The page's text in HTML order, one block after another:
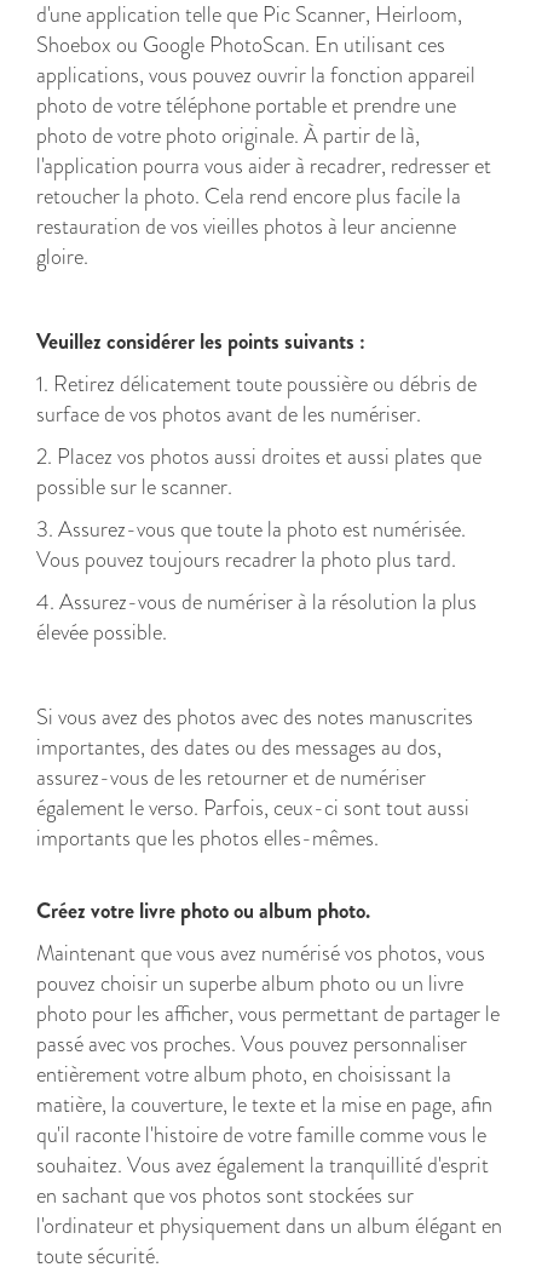
d'une application telle que Pic Scanner, Heirloom,
Shoebox ou Google PhotoScan. En utilisant ces
applications, vous pouvez ouvrir la fonction appareil
photo de votre téléphone portable et prendre une
photo de votre photo originale. À partir de là,
l'application pourra vous aider à recadrer, redresser et
retoucher la photo. Cela rend encore plus facile la
restauration de vos vieilles photos à leur ancienne
gloire.
Veuillez considérer les points suivants :
1. Retirez délicatement toute poussière ou débris de
surface de vos photos avant de les numériser.
2. Placez vos photos aussi droites et aussi plates que
possible sur le scanner.
3. Assurez-vous que toute la photo est numérisée.
Vous pouvez toujours recadrer la photo plus tard.
4. Assurez-vous de numériser à la résolution la plus
élevée possible.
Si vous avez des photos avec des notes manuscrites
importantes, des dates ou des messages au dos,
assurez-vous de les retourner et de numériser
également le verso. Parfois, ceux-ci sont tout aussi
importants que les photos elles-mêmes.
Créez votre livre photo ou album photo.
Maintenant que vous avez numérisé vos photos, vous
pouvez choisir un superbe album photo ou un livre
photo pour les afficher, vous permettant de partager le
passé avec vos proches. Vous pouvez personnaliser
entièrement votre album photo, en choisissant la
matière, la couverture, le texte et la mise en page, afin
qu'il raconte l'histoire de votre famille comme vous le
souhaitez. Vous avez également la tranquillité d'esprit
en sachant que vos photos sont stockées sur
l'ordinateur et physiquement dans un album élégant en
toute sécurité.